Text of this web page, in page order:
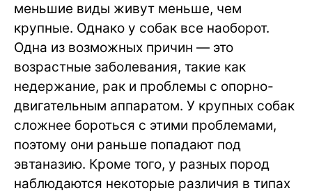
меньшие виды живут меньше, чем
крупные. Однако у собак все наоборот.
Одна из возможных причин — это
возрастные заболевания, такие как
недержание, рак и проблемы с опорно-
двигательным аппаратом. У крупных собак
сложнее бороться с этими проблемами,
поэтому они раньше попадают под
эвтаназию. Кроме того, у разных пород
наблюдаются некоторые различия в типах